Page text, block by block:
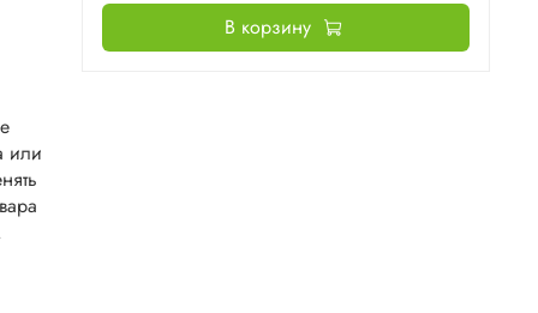
или
В корзину